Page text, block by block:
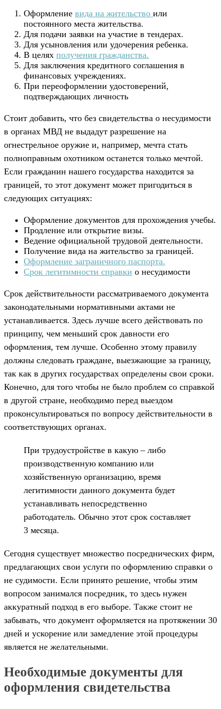
Оформление вида на жительство или
постоянного места жительства.
Для подачи заявки на участие в тендерах.
Для усыновления или удочерения ребенка.
В целях получения гражданства.
Для заключения кредитного соглашения в
финансовых учреждениях.
При переоформлении удостоверений,
подтверждающих личность
Стоит добавить, что без свидетельства о несудимости
в органах МВД не выдадут разрешение на
огнестрельное оружие и, например, мечта стать
полноправным охотником останется только мечтой.
Если гражданин нашего государства находится за
границей, то этот документ может пригодиться в
следующих ситуациях:
Оформление документов для прохождения учебы.
Продление или открытие визы.
Ведение официальной трудовой деятельности.
Получение вида на жительство за границей.
Оформление заграничного паспорта.
Срок легитимности справки о несудимости
Срок действительности рассматриваемого документа
законодательными нормативными актами не
устанавливается. Здесь лучше всего действовать по
принципу, чем меньший срок давности его
оформления, тем лучше. Особенно этому правилу
должны следовать граждане, выезжающие за границу,
так как в других государствах определены свои сроки.
Конечно, для того чтобы не было проблем со справкой
в другой стране, необходимо перед выездом
проконсультироваться по вопросу действительности в
соответствующих органах.
При трудоустройстве в какую – либо
производственную компанию или
хозяйственную организацию, время
легитимности данного документа будет
устанавливать непосредственно
работодатель. Обычно этот срок составляет
3 месяца.
Сегодня существует множество посреднических фирм,
предлагающих свои услуги по оформлению справки о
не судимости. Если принято решение, чтобы этим
вопросом занимался посредник, то здесь нужен
аккуратный подход в его выборе. Также стоит не
забывать, что документ оформляется на протяжении 30
дней и ускорение или замедление этой процедуры
является не желательными.
Необходимые документы для
оформления свидетельства